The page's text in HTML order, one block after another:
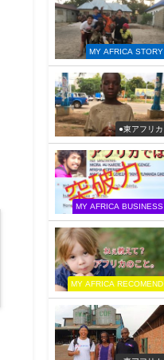
MY AFRICA STORY
●東アフリカ
MY AFRICA BUSINESS
MY AFRICA RECOMEND